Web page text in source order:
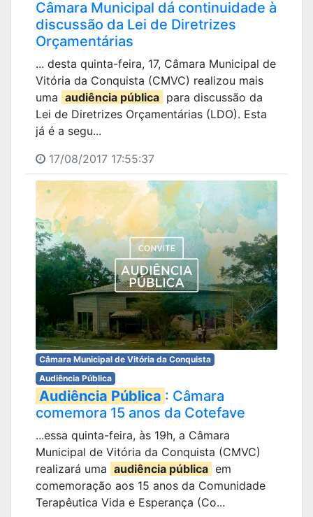
Câmara Municipal dá continuidade à
discussão da Lei de Diretrizes
Orçamentárias
... desta quinta-feira, 17, Câmara Municipal de
Vitória da Conquista (CMVC) realizou mais
uma audiência pública para discussão da
Lei de Diretrizes Orçamentárias (LDO). Esta
já é a segu...
17/08/2017 17:55:37
Câmara Municipal de Vitória da Conquista
Audiência Pública
Audiência Pública : Câmara
comemora 15 anos da Cotefave
...essa quinta-feira, às 19h, a Câmara
Municipal de Vitória da Conquista (CMVC)
realizará uma audiência pública em
comemoração aos 15 anos da Comunidade
Terapêutica Vida e Esperança (Co...